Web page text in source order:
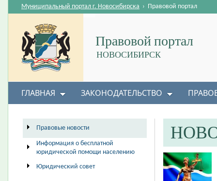
Правовой портал
НОВОСИБИРСК
Муниципальный портал г. Новосибирска › Правовой портал
ГЛАВНАЯ ЗАКОНОДАТЕЛЬСТВО
Правовые новости
Информация о бесплатной
юридической помощи населению
Юридический совет